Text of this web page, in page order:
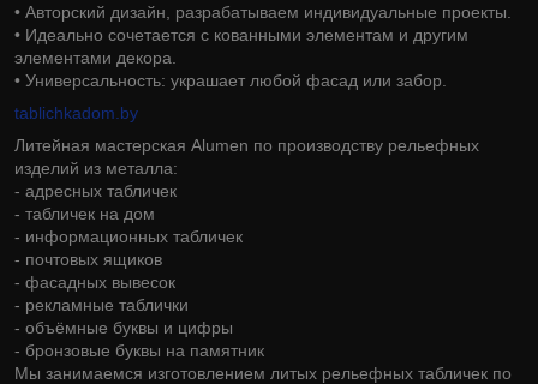
• Авторский дизайн, разрабатываем индивидуальные проекты.
• Идеально сочетается с кованными элементам и другим
элементами декора.
• Универсальность: украшает любой фасад или забор.
tablichkadom.by
Литейная мастерская Alumen по производству рельефных
изделий из металла:
- адресных табличек
- табличек на дом
- информационных табличек
- почтовых ящиков
- фасадных вывесок
- рекламные таблички
- объёмные буквы и цифры
- бронзовые буквы на памятник
Мы занимаемся изготовлением литых рельефных табличек по